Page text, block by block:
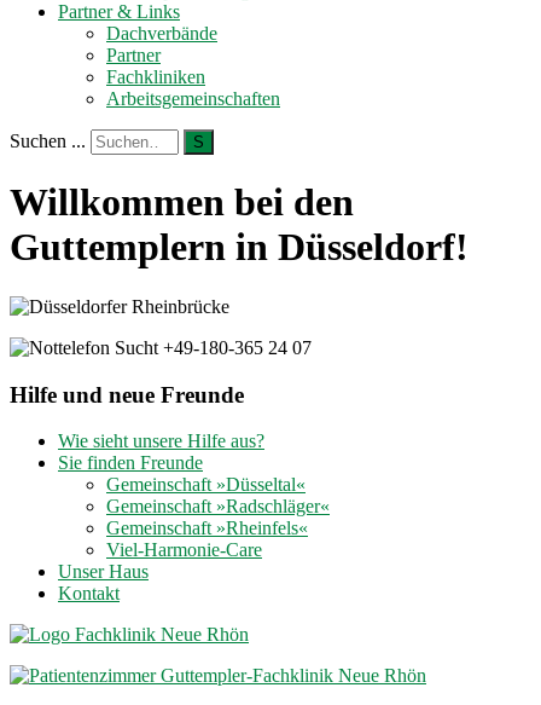
Partner & Links
Dachverbände
Partner
Fachkliniken
Arbeitsgemeinschaften
Suchen ... S
Willkommen bei den
Guttemplern in Düsseldorf!
Hilfe und neue Freunde
Wie sieht unsere Hilfe aus?
Sie finden Freunde
Gemeinschaft »Düsseltal«
Gemeinschaft »Radschläger«
Gemeinschaft »Rheinfels«
Viel-Harmonie-Care
Unser Haus
Kontakt